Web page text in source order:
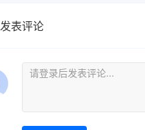
发表评论